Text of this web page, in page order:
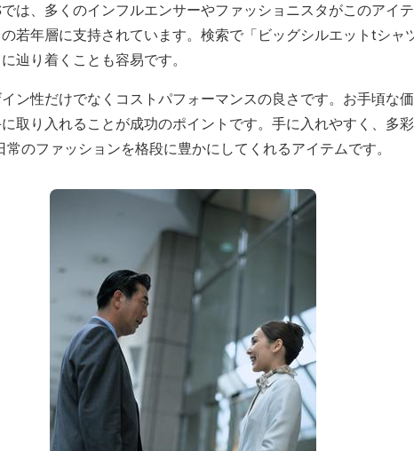
は、多くのインフルエンサーやファッショニスタがこのアイ
若年層に支持されています。検索で「ビッグシルエットtシャ
辿り着くことも容易です。
ン性だけでなくコストパフォーマンスの良さです。お手頃な
取り入れることが成功のポイントです。手に入れやすく、多
のファッションを格段に豊かにしてくれるアイテムです。